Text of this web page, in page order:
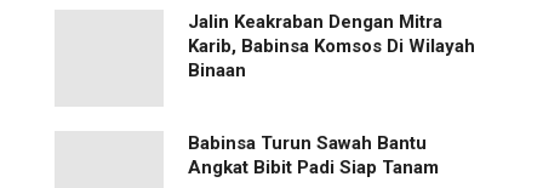
Jalin Keakraban Dengan Mitra
Karib, Babinsa Komsos Di Wilayah
Binaan
Babinsa Turun Sawah Bantu
Angkat Bibit Padi Siap Tanam